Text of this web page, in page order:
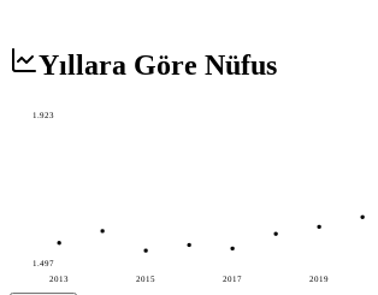
Yıllara Göre Nüfus
2013 2015 2017 2019
1.923
1.497